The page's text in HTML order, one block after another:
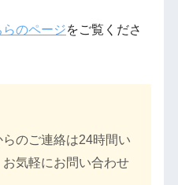
らのページをご覧くださ
のご連絡は24時間い
気軽にお問い合わせ